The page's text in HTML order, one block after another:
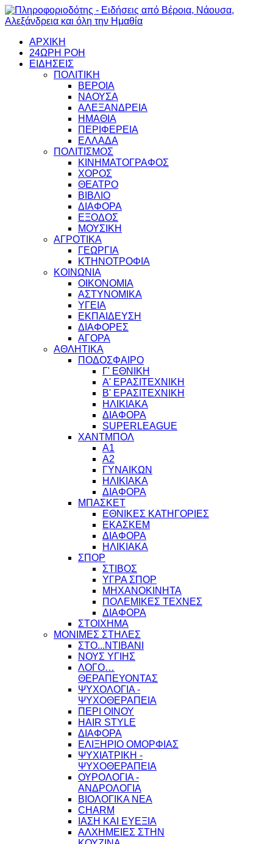
ΑΡΧΙΚΗ
24ΩΡΗ ΡΟΗ
ΕΙΔΗΣΕΙΣ
ΠΟΛΙΤΙΚΗ
ΒΕΡΟΙΑ
ΝΑΟΥΣΑ
ΑΛΕΞΑΝΔΡΕΙΑ
ΗΜΑΘΙΑ
ΠΕΡΙΦΕΡΕΙΑ
ΕΛΛΑΔΑ
ΠΟΛΙΤΙΣΜΟΣ
ΚΙΝΗΜΑΤΟΓΡΑΦΟΣ
ΧΟΡΟΣ
ΘΕΑΤΡΟ
ΒΙΒΛΙΟ
ΔΙΑΦΟΡΑ
ΕΞΟΔΟΣ
ΜΟΥΣΙΚΗ
ΑΓΡΟΤΙΚΑ
ΓΕΩΡΓΙΑ
ΚΤΗΝΟΤΡΟΦΙΑ
ΚΟΙΝΩΝΙΑ
ΟΙΚΟΝΟΜΙΑ
ΑΣΤΥΝΟΜΙΚΑ
ΥΓΕΙΑ
ΕΚΠΑΙΔΕΥΣΗ
ΔΙΑΦΟΡΕΣ
ΑΓΟΡΑ
ΑΘΛΗΤΙΚΑ
ΠΟΔΟΣΦΑΙΡΟ
Γ' ΕΘΝΙΚΗ
Α' ΕΡΑΣΙΤΕΧΝΙΚΗ
Β' ΕΡΑΣΙΤΕΧΝΙΚΗ
ΗΛΙΚΙΑΚΑ
ΔΙΑΦΟΡΑ
SUPERLEAGUE
ΧΑΝΤΜΠΟΛ
Α1
Α2
ΓΥΝΑΙΚΩΝ
ΗΛΙΚΙΑΚΑ
ΔΙΑΦΟΡΑ
ΜΠΑΣΚΕΤ
ΕΘΝΙΚΕΣ ΚΑΤΗΓΟΡΙΕΣ
ΕΚΑΣΚΕΜ
ΔΙΑΦΟΡΑ
ΗΛΙΚΙΑΚΑ
ΣΠΟΡ
ΣΤΙΒΟΣ
ΥΓΡΑ ΣΠΟΡ
ΜΗΧΑΝΟΚΙΝΗΤΑ
ΠΟΛΕΜΙΚΕΣ ΤΕΧΝΕΣ
ΔΙΑΦΟΡΑ
ΣΤΟΙΧΗΜΑ
ΜΟΝΙΜΕΣ ΣΤΗΛΕΣ
ΣΤΟ...ΝΤΙΒΑΝΙ
ΝΟΥΣ ΥΓΙΗΣ
ΛΟΓΟ…
ΘΕΡΑΠΕΥΟΝΤΑΣ
ΨΥΧΟΛΟΓΙΑ -
ΨΥΧΟΘΕΡΑΠΕΙΑ
ΠΕΡΙ ΟΙΝΟΥ
HAIR STYLE
ΔΙΑΦΟΡΑ
ΕΛΙΞΗΡΙΟ ΟΜΟΡΦΙΑΣ
ΨΥΧΙΑΤΡΙΚΗ -
ΨΥΧΟΘΕΡΑΠΕΙΑ
ΟΥΡΟΛΟΓΙΑ -
ΑΝΔΡΟΛΟΓΙΑ
ΒΙΟΛΟΓΙΚΑ ΝΕΑ
CHARM
ΙΑΣΗ ΚΑΙ ΕΥΕΞΙΑ
ΑΛΧΗΜΕΙΕΣ ΣΤΗΝ